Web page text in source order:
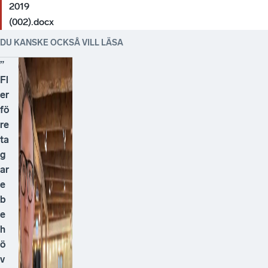
2019
(002).docx
DU KANSKE OCKSÅ VILL LÄSA
”
Fl
er
fö
re
ta
g
ar
e
b
e
h
ö
v